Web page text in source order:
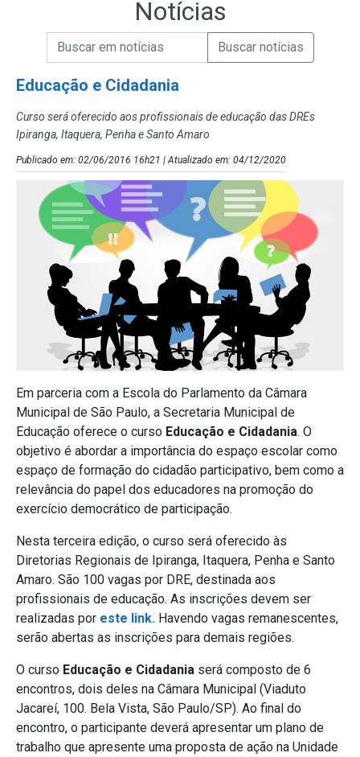
Notícias
Campo de Busca de Notícias
Campo de Busca de informaçõesEnviar a Busca de Notícias
Educação e Cidadania
Curso será oferecido aos profissionais de educação das DREs
Ipiranga, Itaquera, Penha e Santo Amaro
Publicado em: 02/06/2016 16h21 | Atualizado em: 04/12/2020
Em parceria com a Escola do Parlamento da Câmara
Municipal de São Paulo, a Secretaria Municipal de
Educação oferece o curso Educação e Cidadania. O
objetivo é abordar a importância do espaço escolar como
espaço de formação do cidadão participativo, bem como a
relevância do papel dos educadores na promoção do
exercício democrático de participação.
Nesta terceira edição, o curso será oferecido às
Diretorias Regionais de Ipiranga, Itaquera, Penha e Santo
Amaro. São 100 vagas por DRE, destinada aos
profissionais de educação. As inscrições devem ser
realizadas por este link. Havendo vagas remanescentes,
serão abertas as inscrições para demais regiões.
O curso Educação e Cidadania será composto de 6
encontros, dois deles na Câmara Municipal (Viaduto
Jacareí, 100. Bela Vista, São Paulo/SP). Ao final do
encontro, o participante deverá apresentar um plano de
trabalho que apresente uma proposta de ação na Unidade